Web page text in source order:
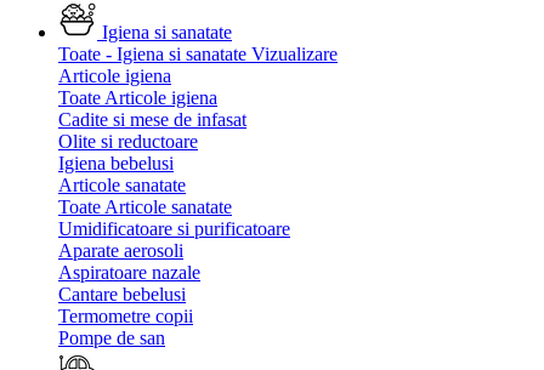
Igiena si sanatate
Toate - Igiena si sanatate Vizualizare
Articole igiena
Toate Articole igiena
Cadite si mese de infasat
Olite si reductoare
Igiena bebelusi
Articole sanatate
Toate Articole sanatate
Umidificatoare si purificatoare
Aparate aerosoli
Aspiratoare nazale
Cantare bebelusi
Termometre copii
Pompe de san